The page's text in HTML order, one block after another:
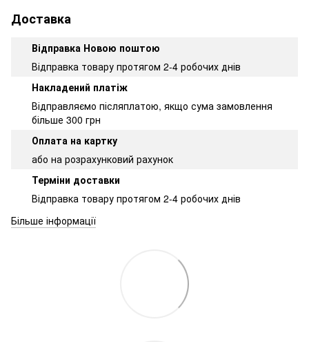
Доставка
Відправка Новою поштою
Відправка товару протягом 2-4 робочих днів
Накладений платіж
Відправляємо післяплатою, якщо сума замовлення
більше 300 грн
Оплата на картку
або на розрахунковий рахунок
Терміни доставки
Відправка товару протягом 2-4 робочих днів
Більше інформації